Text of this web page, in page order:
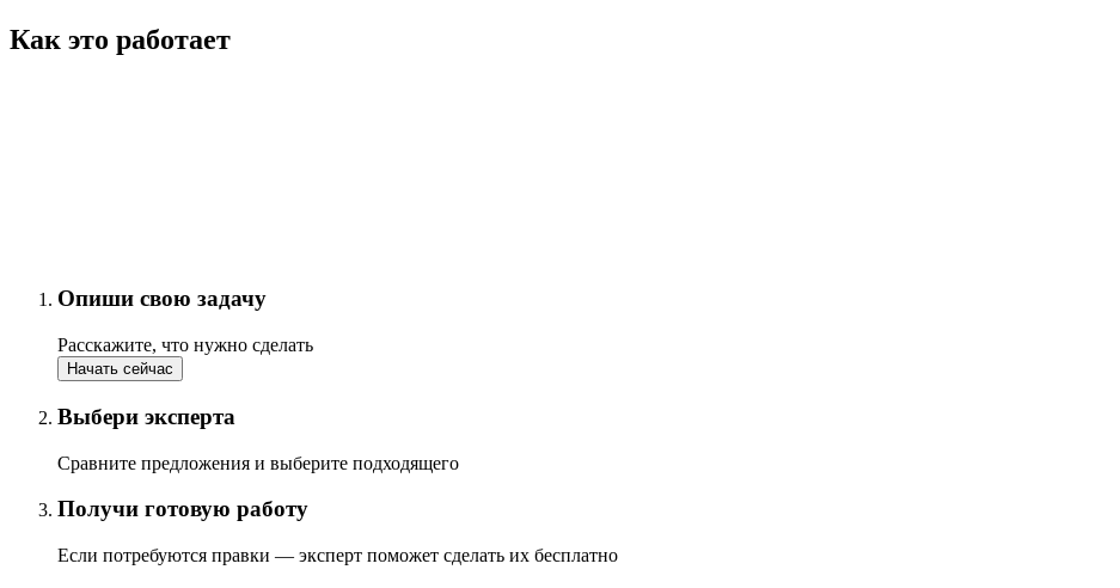
Как это работает
Опиши свою задачу
Расскажите, что нужно сделать
Начать сейчас
Выбери эксперта
Сравните предложения и выберите подходящего
Получи готовую работу
Если потребуются правки — эксперт поможет сделать их бесплатно